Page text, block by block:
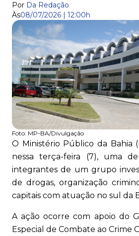
Por Da Redação
Às08/07/2026 | 12:00h
Foto: MP-BA/Divulgação
O Ministério Público da Bahia
nessa terça-feira (7), uma
integrantes de um grupo
de drogas, organização
capitais com atuação no sul da
A ação ocorre com apoio do
Especial de Combate ao Crime